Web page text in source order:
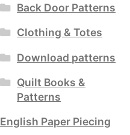
Back Door Patterns
Clothing & Totes
Download patterns
Quilt Books &
Patterns
English Paper Piecing